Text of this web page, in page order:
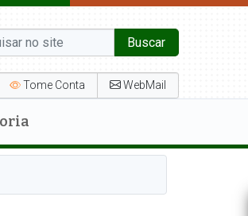
Buscar
Tome Conta WebMail